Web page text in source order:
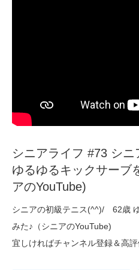
シニアライフ #73 シ
ゆるゆるキックサーブ
アのYouTube)
シニアの初級テニス(^^)/ 62歳
みた♪（シニアのYouTube)
宜しければチャンネル登録＆高